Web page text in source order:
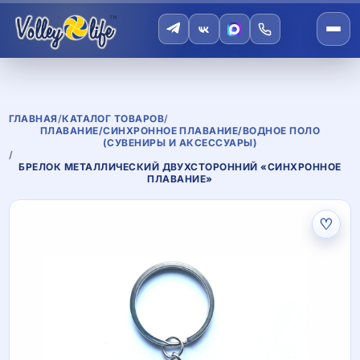
ГЛАВНАЯ/КАТАЛОГ ТОВАРОВ/
ПЛАВАНИЕ/СИНХРОННОЕ ПЛАВАНИЕ/ВОДНОЕ ПОЛО
(СУВЕНИРЫ И АКСЕССУАРЫ)
/
БРЕЛОК МЕТАЛЛИЧЕСКИЙ ДВУХСТОРОННИЙ «СИНХРОННОЕ
ПЛАВАНИЕ»
♡